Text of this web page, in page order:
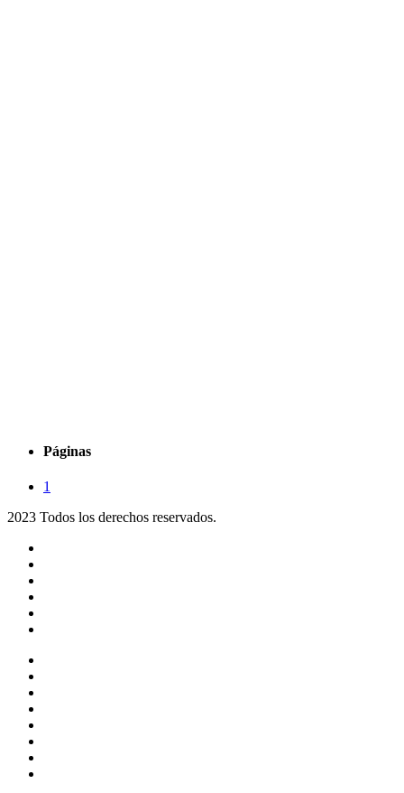
Páginas
1
2023 Todos los derechos reservados.